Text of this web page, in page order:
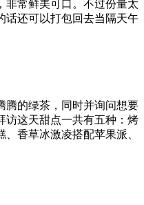
非常鲜美可口‬。‪不过份量太
话还可以打包回去当隔天午
腾的绿茶，同时并询问想要
访这天甜点一共有五种：烤
香草冰激凌搭配苹果派、